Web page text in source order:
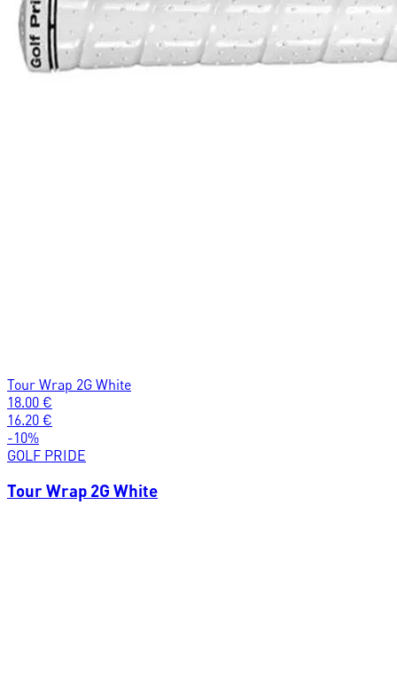
Tour Wrap 2G White
18.00 €
16.20 €
-10%
GOLF PRIDE
Tour Wrap 2G White